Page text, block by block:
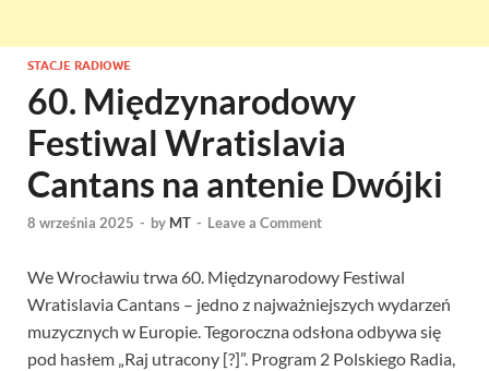
STACJE RADIOWE
60. Międzynarodowy
Festiwal Wratislavia
Cantans na antenie Dwójki
8 września 2025 - by MT - Leave a Comment
We Wrocławiu trwa 60. Międzynarodowy Festiwal
Wratislavia Cantans – jedno z najważniejszych wydarzeń
muzycznych w Europie. Tegoroczna odsłona odbywa się
pod hasłem „Raj utracony [?]”. Program 2 Polskiego Radia,